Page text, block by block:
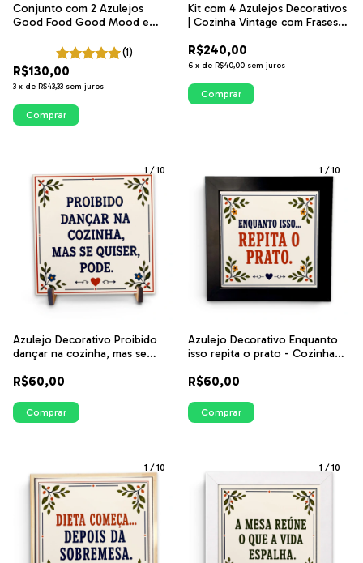
Conjunto com 2 Azulejos
Good Food Good Mood e
(1)
R$130,00
3 x de R$43,33 sem juros
Comprar
Kit com 4 Azulejos Decorativos
| Cozinha Vintage com Frases |
R$240,00
6 x de R$40,00 sem juros
Comprar
1/10
Azulejo Decorativo Proibido
dançar na cozinha, mas se
ITsLEJO
R$60,00
Comprar
1 /10
Azulejo Decorativo Enquanto
isso repita o prato - Cozinha
R$60,00
Comprar
1 /10 1 /10